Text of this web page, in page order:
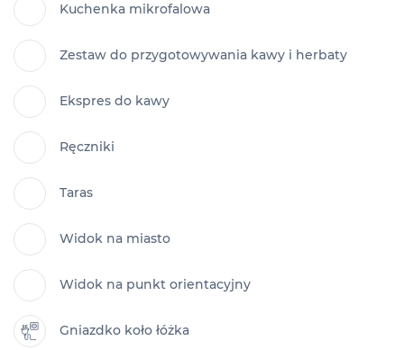
Kuchenka mikrofalowa
Zestaw do przygotowywania kawy i herbaty
Ekspres do kawy
Ręczniki
Taras
Widok na miasto
Widok na punkt orientacyjny
Gniazdko koło łóżka